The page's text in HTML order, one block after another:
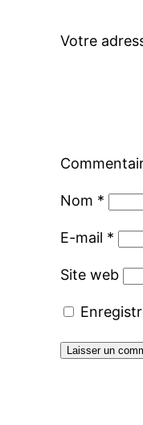
Votre
Nom *
E-mail *
Site web